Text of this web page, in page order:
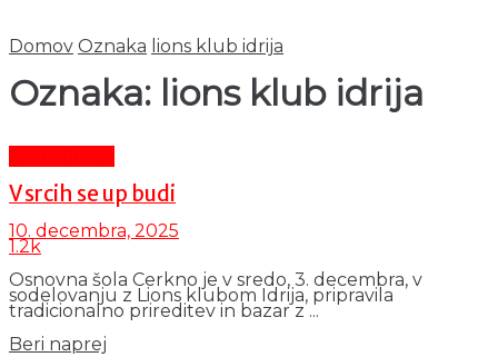
Domov Oznaka lions klub idrija
Oznaka: lions klub idrija
V srcih se up budi
10. decembra, 2025
1.2k
Osnovna šola Cerkno je v sredo, 3. decembra, v
sodelovanju z Lions klubom Idrija, pripravila
tradicionalno prireditev in bazar z ...
Beri naprej